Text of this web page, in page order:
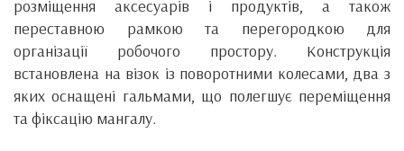
розміщення аксесуарів і продуктів, а також
переставною рамкою та перегородкою для
організації робочого простору. Конструкція
встановлена на візок із поворотними колесами, два з
яких оснащені гальмами, що полегшує переміщення
та фіксацію мангалу.